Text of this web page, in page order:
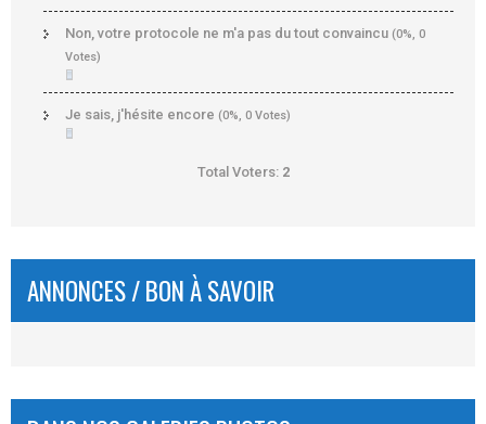
Non, votre protocole ne m'a pas du tout convaincu (0%, 0
Votes)
Je sais, j'hésite encore (0%, 0 Votes)
Total Voters: 2
ANNONCES / BON À SAVOIR